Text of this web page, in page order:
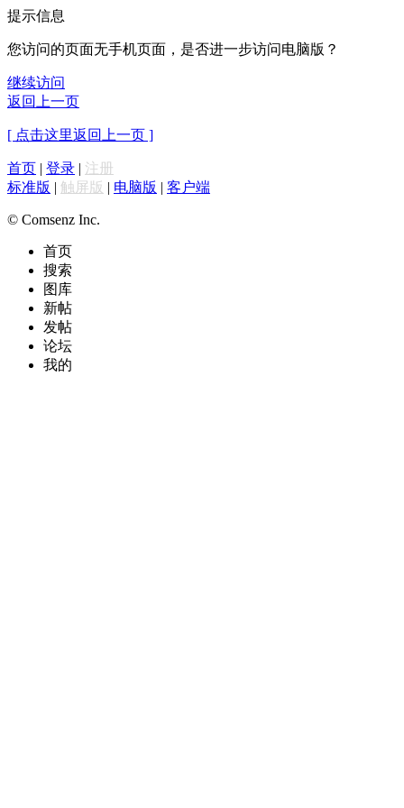
提示信息
您访问的页面无手机页面，是否进一步访问电脑版？
继续访问
返回上一页
[ 点击这里返回上一页 ]
首页 | 登录 | 注册
标准版 | 触屏版 | 电脑版 | 客户端
© Comsenz Inc.
首页
搜索
图库
新帖
发帖
论坛
我的